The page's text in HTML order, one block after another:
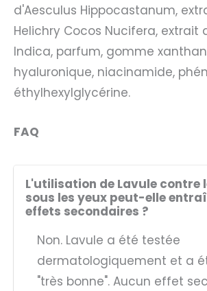
d'Aesculus Hippocastanum,
Helichry Cocos Nucifera, extrait
Indica, parfum, gomme
hyaluronique, niacinamide,
éthylhexylglycérine.
FAQ
L'utilisation de Lavule contre
sous les yeux peut-elle
effets secondaires ?
Non. Lavule a été testée
dermatologiquement et a
"très bonne". Aucun effet